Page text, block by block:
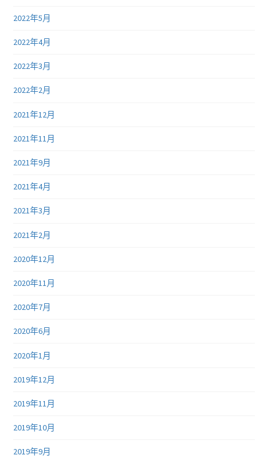
2022年5月
2022年4月
2022年3月
2022年2月
2021年12月
2021年11月
2021年9月
2021年4月
2021年3月
2021年2月
2020年12月
2020年11月
2020年7月
2020年6月
2020年1月
2019年12月
2019年11月
2019年10月
2019年9月